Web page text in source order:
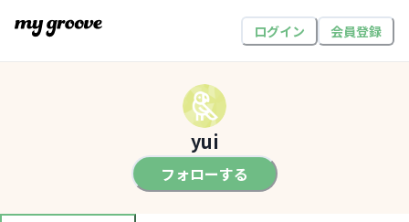
ログイン 会員登録
yui
フォローする